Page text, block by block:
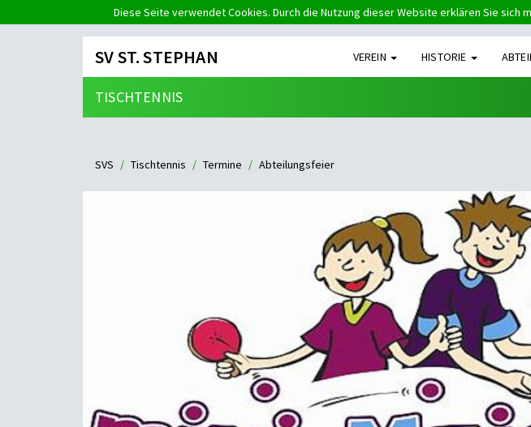
Diese Seite verwendet Cookies. Durch die Nutzung dieser Website erklären Sie sich
SV ST. STEPHAN VEREIN HISTORIE
TISCHTENNIS
SVS Tischtennis Termine Abteilungsfeier